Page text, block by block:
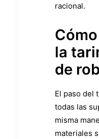
racional.
la
de
El paso del
todas las
misma
materiales